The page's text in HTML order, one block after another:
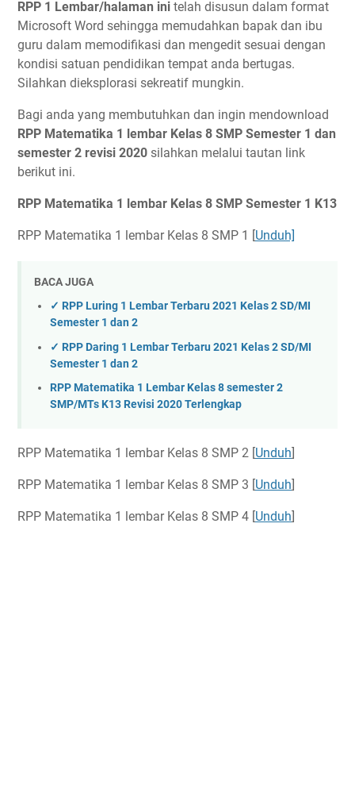
RPP 1 Lembar/halaman ini telah disusun dalam format
Microsoft Word sehingga memudahkan bapak dan ibu
guru dalam memodifikasi dan mengedit sesuai dengan
kondisi satuan pendidikan tempat anda bertugas.
Silahkan dieksplorasi sekreatif mungkin.
Bagi anda yang membutuhkan dan ingin mendownload
RPP Matematika 1 lembar Kelas 8 SMP Semester 1 dan
semester 2 revisi 2020 silahkan melalui tautan link
berikut ini.
RPP Matematika 1 lembar Kelas 8 SMP Semester 1 K13
RPP Matematika 1 lembar Kelas 8 SMP 1 [Unduh]
BACA JUGA
✓ RPP Luring 1 Lembar Terbaru 2021 Kelas 2 SD/MI
Semester 1 dan 2
✓ RPP Daring 1 Lembar Terbaru 2021 Kelas 2 SD/MI
Semester 1 dan 2
RPP Matematika 1 Lembar Kelas 8 semester 2
SMP/MTs K13 Revisi 2020 Terlengkap
RPP Matematika 1 lembar Kelas 8 SMP 2 [Unduh]
RPP Matematika 1 lembar Kelas 8 SMP 3 [Unduh]
RPP Matematika 1 lembar Kelas 8 SMP 4 [Unduh]